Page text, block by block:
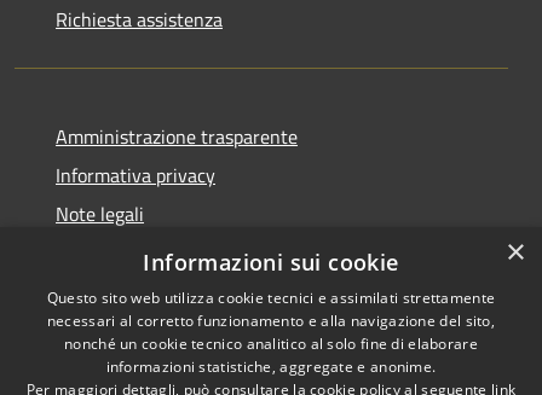
Richiesta assistenza
Amministrazione trasparente
Informativa privacy
Note legali
Dichiarazione di accessibilità
Copyright © 2026 • Comune di
×
Informazioni sui cookie
Questo sito web utilizza cookie tecnici e assimilati strettamente
necessari al corretto funzionamento e alla navigazione del sito,
nonché un cookie tecnico analitico al solo fine di elaborare
informazioni statistiche, aggregate e anonime.
Per maggiori dettagli, può consultare la cookie policy al seguente link